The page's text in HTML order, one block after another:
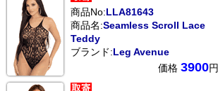
商品No:LLA81643
商品名:Seamless Scroll Lace
Teddy
ブランド:Leg Avenue
価格 3900円